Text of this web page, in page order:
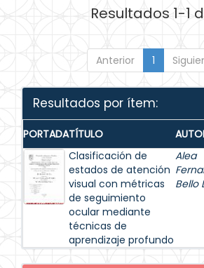
Resultados 1-1
Anterior 1
Resultados por ítem:
PORTADATÍTULO
Clasificación de
estados de atención
visual con métricas
de seguimiento
ocular mediante
técnicas de
aprendizaje profundo
Alea
Bello